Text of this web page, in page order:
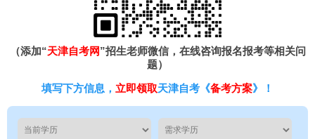
（添加“天津自考网”招生老师微信，在线咨询报名报考等相关问
题）
填写下方信息， 立即领取天津自考《备考方案》！